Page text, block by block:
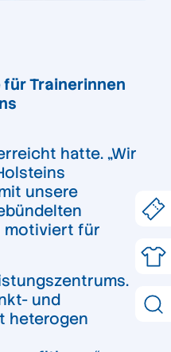
Trainerinnen
hatte. „Wir
unsere
motiviert für
und
heterogen